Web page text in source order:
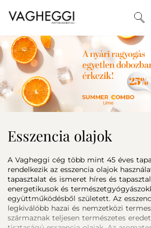
Esszencia olajok
A Vagheggi cég több mint 45 éves
rendelkezik az esszencia olajok
tapasztalat és ismeret híres és
energetikusok és
együttműködésből született. Az
legkiválóbb hazai és nemzetközi
származnak teljesen természetes